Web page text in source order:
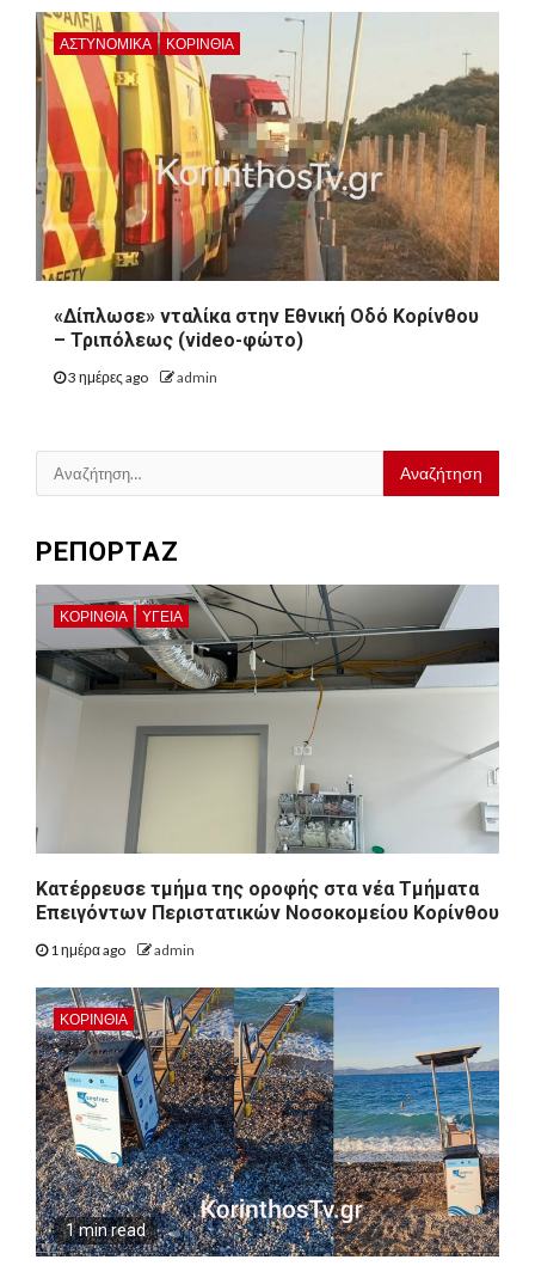
ΑΣΤΥΝΟΜΙΚΑ ΚΟΡΙΝΘΊΑ
«Δίπλωσε» νταλίκα στην Εθνική Oδό Κορίνθου
– Τριπόλεως (video-φώτο)
3 ημέρες ago admin
Αναζήτηση
για:
ΡΕΠΟΡΤΑΖ
ΚΟΡΙΝΘΊΑ ΥΓΕΙΑ
Kατέρρευσε τμήμα της οροφής στα νέα Τμήματα
Επειγόντων Περιστατικών Νοσοκομείου Κορίνθου
1 ημέρα ago admin
ΚΟΡΙΝΘΊΑ
1 min read